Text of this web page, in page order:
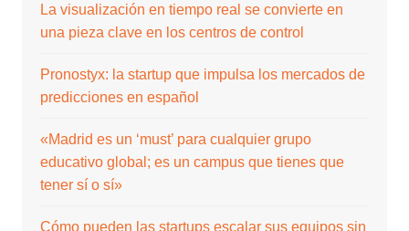
La visualización en tiempo real se convierte en
una pieza clave en los centros de control
Pronostyx: la startup que impulsa los mercados de
predicciones en español
«Madrid es un ‘must’ para cualquier grupo
educativo global; es un campus que tienes que
tener sí o sí»
Cómo pueden las startups escalar sus equipos sin